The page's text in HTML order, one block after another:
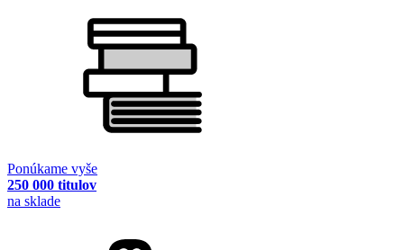
Ponúkame vyše
250 000 titulov
na sklade